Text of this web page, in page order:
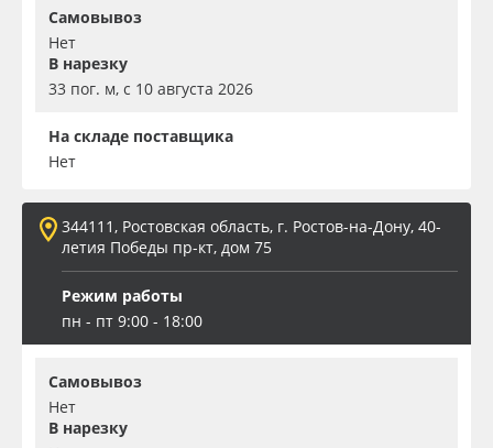
Самовывоз
Нет
В нарезку
33 пог. м, с 10 августа 2026
На складе поставщика
Нет
344111, Ростовская область, г. Ростов-на-Дону, 40-
летия Победы пр-кт, дом 75
Режим работы
пн - пт 9:00 - 18:00
Самовывоз
Нет
В нарезку